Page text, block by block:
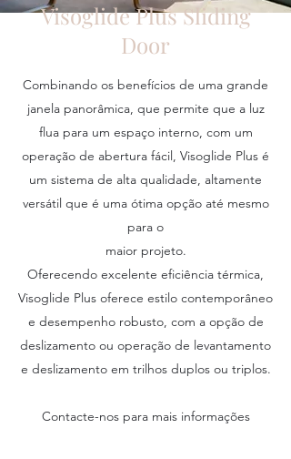
Visoglide Plus Sliding
Door
Combinando os benefícios de uma grande
janela panorâmica, que permite que a luz
flua para um espaço interno, com um
operação de abertura fácil, Visoglide Plus é
um sistema de alta qualidade, altamente
versátil que é uma ótima opção até mesmo
para o
maior projeto.
Oferecendo excelente eficiência térmica,
Visoglide Plus oferece estilo contemporâneo
e desempenho robusto, com a opção de
deslizamento ou operação de levantamento
e deslizamento em trilhos duplos ou triplos.
Contacte-nos para mais informações